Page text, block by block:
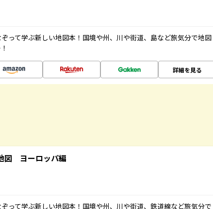
って学ぶ新しい地図本！国境や州、川や街道、島など旅気分で地図
詳細を見る
図 ヨーロッパ編
って学ぶ新しい地図本！国境や州、川や街道、鉄道線など旅気分で